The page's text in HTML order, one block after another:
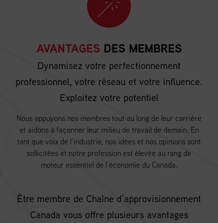
AVANTAGES DES MEMBRES
Dynamisez votre perfectionnement
professionnel, votre réseau et votre influence.
Exploitez votre potentiel
Nous appuyons nos membres tout au long de leur carrière
et aidons à façonner leur milieu de travail de demain. En
tant que voix de l’industrie, nos idées et nos opinions sont
sollicitées et notre profession est élevée au rang de
moteur essentiel de l’économie du Canada.
Être membre de Chaîne d’approvisionnement
Canada vous offre plusieurs avantages